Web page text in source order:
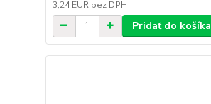
3,24 EUR bez DPH
Pridať do košíka